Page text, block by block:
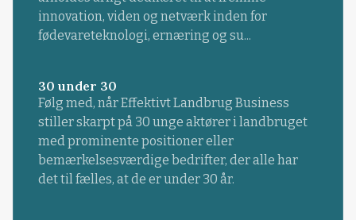
innovation, viden og netværk inden for
fødevareteknologi, ernæring og su...
30 under 30
Følg med, når Effektivt Landbrug Business
stiller skarpt på 30 unge aktører i landbruget
med prominente positioner eller
bemærkelsesværdige bedrifter, der alle har
det til fælles, at de er under 30 år.